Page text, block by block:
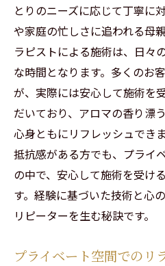
とりのニーズに応じて丁寧に
や家庭の忙しさに追われる母
ラピストによる施術は、日々
な時間となります。多くのお
が、実際には安心して施術を
だいており、アロマの香り漂
心身ともにリフレッシュでき
抵抗感がある方でも、プライ
の中で、安心して施術を受け
す。経験に基づいた技術と心
リピーターを生む秘訣です。
プライベート空間でのリ